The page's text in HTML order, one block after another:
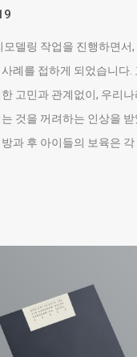
모델링 작업을 진행하면서
례를 접하게 되었습니다.
고민과 관계없이, 우리
것을 꺼려하는 인상을
과 후 아이들의 보육은